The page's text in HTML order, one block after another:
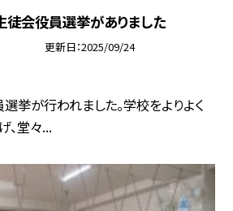
徒会役員選挙がありました
更新日 2025/09/24
挙が行われました。学校をよりよく
、堂々...